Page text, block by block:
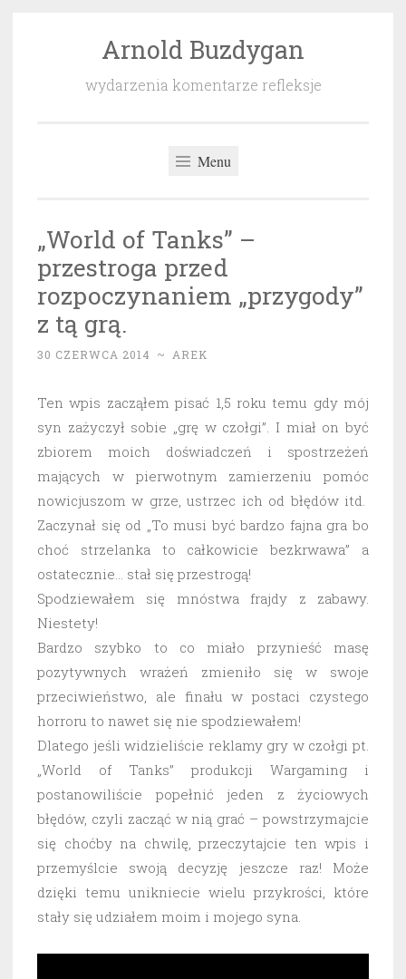
Arnold Buzdygan
wydarzenia komentarze refleksje
Menu
„World of Tanks” –
przestroga przed
rozpoczynaniem „przygody”
z tą grą.
30 CZERWCA 2014 ~ AREK
Ten wpis zacząłem pisać 1,5 roku temu gdy mój
syn zażyczył sobie „grę w czołgi”. I miał on być
zbiorem moich doświadczeń i spostrzeżeń
mających w pierwotnym zamierzeniu pomóc
nowicjuszom w grze, ustrzec ich od błędów itd.
Zaczynał się od „To musi być bardzo fajna gra bo
choć strzelanka to całkowicie bezkrwawa” a
ostatecznie… stał się przestrogą!
Spodziewałem się mnóstwa frajdy z zabawy.
Niestety!
Bardzo szybko to co miało przynieść masę
pozytywnych wrażeń zmieniło się w swoje
przeciwieństwo, ale finału w postaci czystego
horroru to nawet się nie spodziewałem!
Dlatego jeśli widzieliście reklamy gry w czołgi pt.
„World of Tanks” produkcji Wargaming i
postanowiliście popełnić jeden z życiowych
błędów, czyli zacząć w nią grać – powstrzymajcie
się choćby na chwilę, przeczytajcie ten wpis i
przemyślcie swoją decyzję jeszcze raz! Może
dzięki temu unikniecie wielu przykrości, które
stały się udziałem moim i mojego syna.